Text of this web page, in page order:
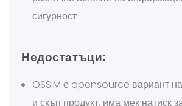
сигурност
Недостатъци:
OSSIM е opensource вариант
и скъп продукт, има мек натиск